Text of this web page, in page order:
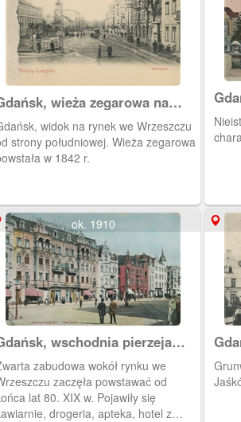
wieża zegarowa na
we Wrzeszczu
widok na rynek we Wrzeszczu
strony południowej. Wieża zegarowa
w 1842 r.
ok. 1910
wschodnia pierzeja
zabudowa wokół rynku we
zaczęła powstawać od
lat 80. XIX w. Pojawiły się
drogeria, apteka, hotel z